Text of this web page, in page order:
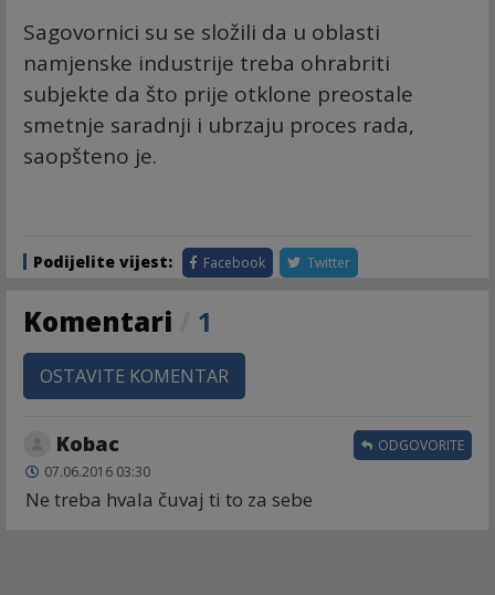
Sagovornici su se složili da u oblasti
namjenske industrije treba ohrabriti
subjekte da što prije otklone preostale
smetnje saradnji i ubrzaju proces rada,
saopšteno je.
Podijelite vijest: Facebook Twitter
Komentari 1
OSTAVITE KOMENTAR
Kobac
07.06.2016 03:30
Ne treba hvala čuvaj ti to za sebe
ODGOVORITE